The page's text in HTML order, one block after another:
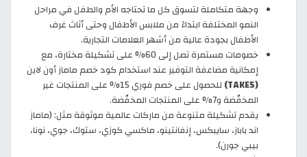
وجهة متكاملة لتسوق كل ما تحتاجه الأم والطفل في مراحل
النمو المختلفة ابتداءً من ملابس الأطفال وحتى أثاث غرف
الأطفال بجودة عالية من أشهر العلامات التجارية.
خصومات مستمرة تصل إلى 60% على تشكيلة مختارة، مع
إمكانية مضاعفة التوفير عند استخدام كود خصم ماماز أون لاين
(TAKE5)
للحصول على خصم فوري 15% على المنتجات غير
المخفّضة و7% على المنتجات المخفّضة.
يقدم تشكيلة متنوعة من ماركات عالمية موثوقة مثل: (ماماز
اند باباز، سايبكس، إنفانتينو، ماكسي كوزي، ستوك، جوي، نونا،
بيبي جورن).